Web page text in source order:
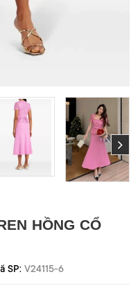
HỒNG CỔ
SP: V24115-6